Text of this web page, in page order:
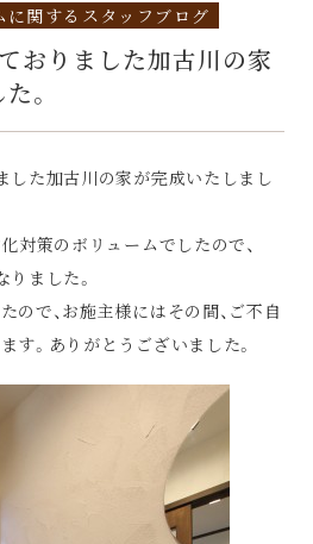
に関するスタッフブログ
おりました加古川の家
。
した加古川の家が完成いたしまし
対策のボリュームでしたので、
ました。
ので、お施主様にはその間、ご不自
す。ありがとうございました。